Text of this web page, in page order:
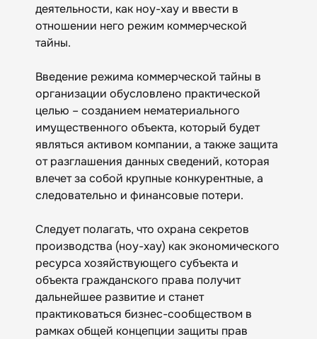
деятельности, как ноу-хау и ввести в
отношении него режим коммерческой
тайны.
Введение режима коммерческой тайны в
организации обусловлено практической
целью – созданием нематериального
имущественного объекта, который будет
являться активом компании, а также защита
от разглашения данных сведений, которая
влечет за собой крупные конкурентные, а
следовательно и финансовые потери.
Следует полагать, что охрана секретов
производства (ноу-хау) как экономического
ресурса хозяйствующего субъекта и
объекта гражданского права получит
дальнейшее развитие и станет
практиковаться бизнес-сообществом в
рамках общей концепции защиты прав